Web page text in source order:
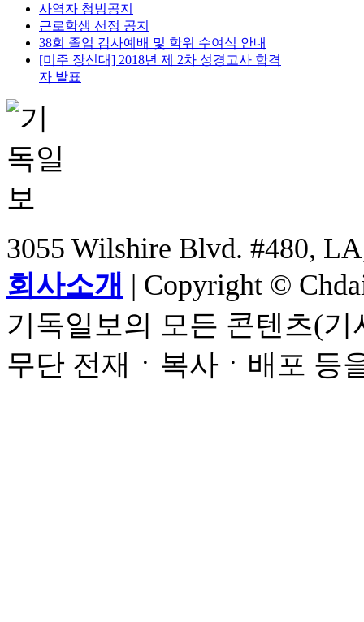
사역자 청빙공지
근로학생 선정 공지
38회 졸업 감사예배 및 학위 수여식 안내
[미주 장신대] 2018년 제 2차 성경고사 합격
자 발표
3055 Wilshire Blvd. #480,
회사소개 | Copyright ©
기독일보의 모든 콘텐츠(
무단 전재ㆍ복사ㆍ배포 등